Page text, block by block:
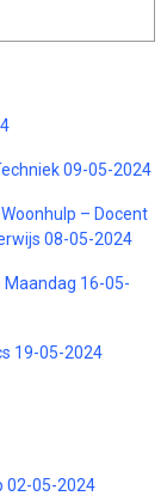
09-05-2024
– Docent
08-05-2024
16-05-
19-05-2024
02-05-2024